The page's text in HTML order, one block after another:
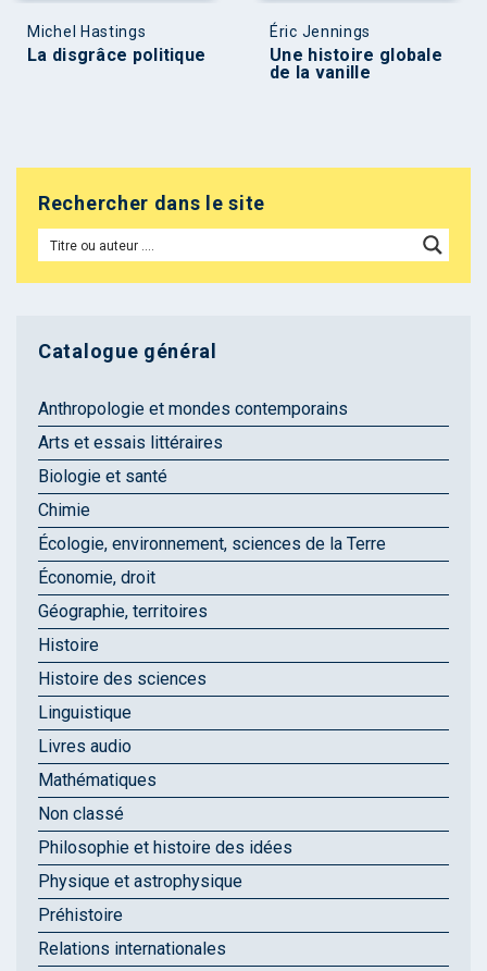
Michel Hastings
La disgrâce politique
Éric Jennings
Une histoire globale
de la vanille
Rechercher dans le site
Catalogue général
Anthropologie et mondes contemporains
Arts et essais littéraires
Biologie et santé
Chimie
Écologie, environnement, sciences de la Terre
Économie, droit
Géographie, territoires
Histoire
Histoire des sciences
Linguistique
Livres audio
Mathématiques
Non classé
Philosophie et histoire des idées
Physique et astrophysique
Préhistoire
Relations internationales